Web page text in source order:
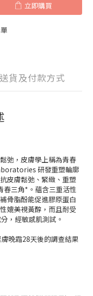
立即購買
送貨及付款方式
弛，皮膚學上稱為青春
研發重塑輪廓
皮膚鬆弛、緊緻、重塑
春三角*。蘊含三重活性
骨脂酚能促進膠原蛋白
媲美視黃醇，而且耐受
，經敏感肌測試。
晚霜28天後的調查結果